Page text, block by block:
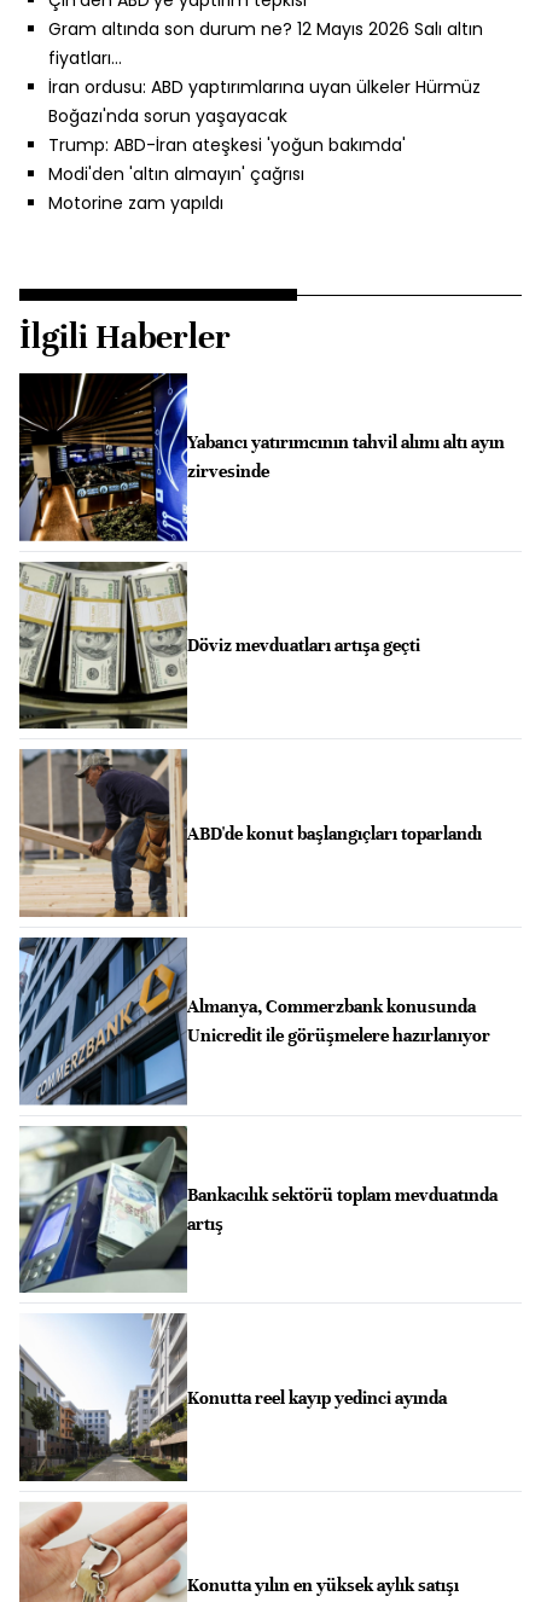
Gram altında son durum ne? 12 Mayıs 2026 Salı altın
fiyatları…
İran ordusu: ABD yaptırımlarına uyan ülkeler Hürmüz
Boğazı'nda sorun yaşayacak
Trump: ABD-İran ateşkesi 'yoğun bakımda'
Modi'den 'altın almayın' çağrısı
Motorine zam yapıldı
İlgili Haberler
Yabancı yatırımcının tahvil alımı altı ayın
zirvesinde
Döviz mevduatları artışa geçti
ABD'de konut başlangıçları toparlandı
Almanya, Commerzbank konusunda
Unicredit ile görüşmelere hazırlanıyor
Bankacılık sektörü toplam mevduatında
artış
Konutta reel kayıp yedinci ayında
Konutta yılın en yüksek aylık satışı